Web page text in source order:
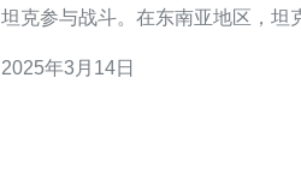
坦克参与战斗。在东南亚地区，坦
器为玩家们带来了丰富多样的游戏
2025年3月14日